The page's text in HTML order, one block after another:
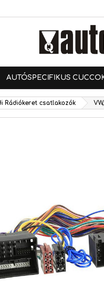
AUTÓSPECIFIKUS
Rádiókeret csatlakozók
Új lista
Kívánságlista
Bejelentkezés
Be kell jelentkezned